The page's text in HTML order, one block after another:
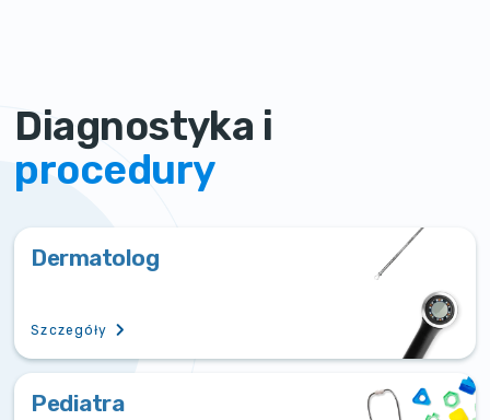
Diagnostyka i
procedury
Dermatolog
Szczegóły
Pediatra